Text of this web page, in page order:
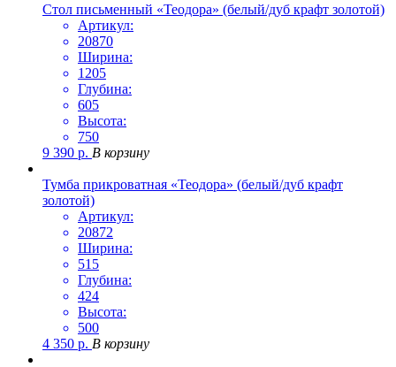
Стол письменный «Теодора» (белый/дуб крафт золотой)
Артикул:
20870
Ширина:
1205
Глубина:
605
Высота:
750
9 390 р. В корзину
Тумба прикроватная «Теодора» (белый/дуб крафт
золотой)
Артикул:
20872
Ширина:
515
Глубина:
424
Высота:
500
4 350 р. В корзину